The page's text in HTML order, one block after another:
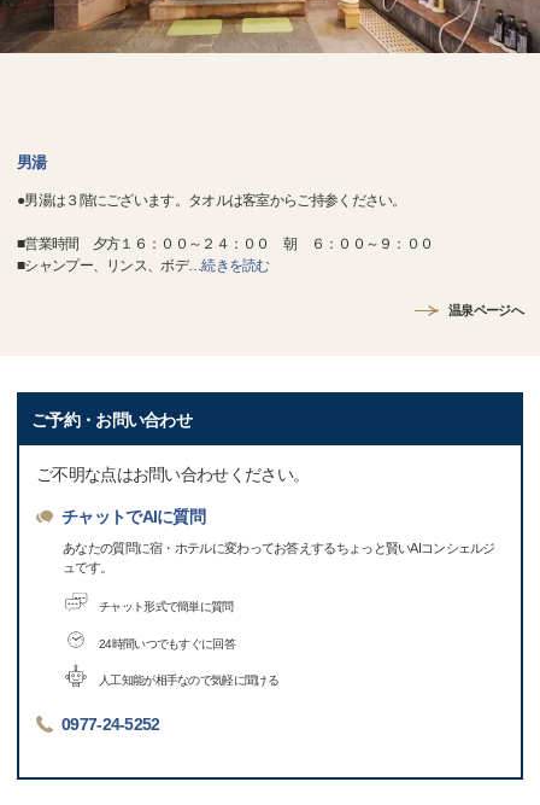
男湯
●男湯は３階にございます。タオルは客室からご持参ください。
■営業時間 夕方１６：００～２４：００ 朝 ６：００～９：００
■シャンプー、リンス、ボデ…続きを読む
温泉ページへ
ご予約・お問い合わせ
ご不明な点はお問い合わせください。
チャットでAIに質問
あなたの質問に宿・ホテルに変わってお答えするちょっと賢いAIコンシェルジ
ュです。
チャット形式で簡単に質問
24時間いつでもすぐに回答
人工知能が相手なので気軽に聞ける
0977-24-5252